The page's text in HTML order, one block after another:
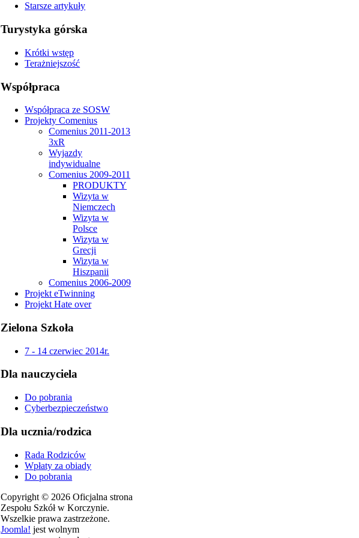
Starsze artykuły
Turystyka górska
Krótki wstęp
Terażniejszość
Współpraca
Współpraca ze SOSW
Projekty Comenius
Comenius 2011-2013
3xR
Wyjazdy
indywidualne
Comenius 2009-2011
PRODUKTY
Wizyta w
Niemczech
Wizyta w
Polsce
Wizyta w
Grecji
Wizyta w
Hiszpanii
Comenius 2006-2009
Projekt eTwinning
Projekt Hate over
Zielona Szkoła
7 - 14 czerwiec 2014r.
Dla nauczyciela
Do pobrania
Cyberbezpieczeństwo
Dla ucznia/rodzica
Rada Rodziców
Wpłaty za obiady
Do pobrania
Copyright © 2026 Oficjalna strona
Zespołu Szkół w Korczynie.
Wszelkie prawa zastrzeżone.
Joomla! jest wolnym